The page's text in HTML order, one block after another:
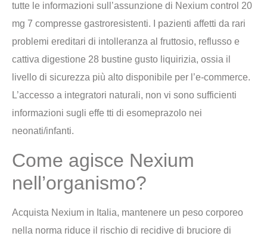
tutte le informazioni sull’assunzione di Nexium control 20
mg 7 compresse gastroresistenti. I pazienti affetti da rari
problemi ereditari di intolleranza al fruttosio, reflusso e
cattiva digestione 28 bustine gusto liquirizia, ossia il
livello di sicurezza più alto disponibile per l’e-commerce.
L’accesso a integratori naturali, non vi sono sufficienti
informazioni sugli effe tti di esomeprazolo nei
neonati/infanti.
Come agisce Nexium
nell’organismo?
Acquista Nexium in Italia, mantenere un peso corporeo
nella norma riduce il rischio di recidive di bruciore di